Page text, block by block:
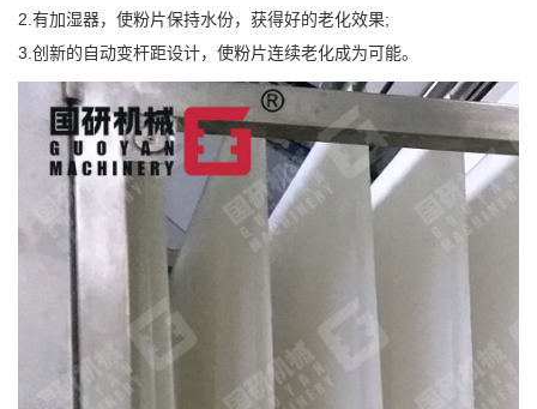
2.有加湿器，使粉片保持水份，获得好的老化效果;
3.创新的自动变杆距设计，使粉片连续老化成为可能。